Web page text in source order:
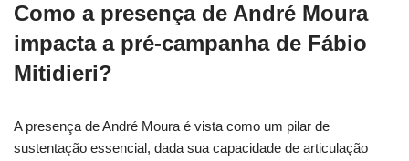
Como a presença de André Moura
impacta a pré-campanha de Fábio
Mitidieri?
A presença de André Moura é vista como um pilar de
sustentação essencial, dada sua capacidade de articulação